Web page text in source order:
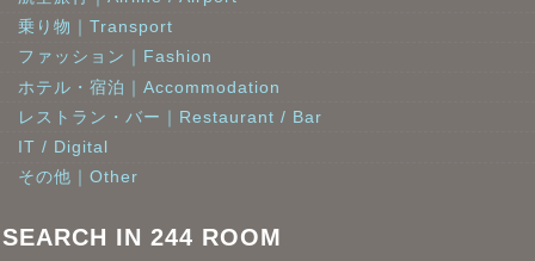
乗り物｜Transport
ファッション｜Fashion
ホテル・宿泊｜Accommodation
レストラン・バー｜Restaurant / Bar
IT / Digital
その他｜Other
SEARCH IN 244 ROOM